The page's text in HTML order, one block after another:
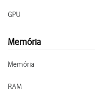
GPU
Memória
Memória
RAM